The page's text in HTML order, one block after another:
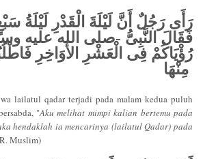
رَأَى رَجُلٌ أَنَّ لَيْلَةَ الْقَدْرِ لَيْلَةُ
فَقَالَ النَّبِىُّ -صلى الله عليه
رُؤْيَاكُمْ فِى الْعَشْرِ الأَوَاخِرِ
lailatul qadar terjadi pada malam kedua puluh
"Aku melihat mimpi kalian bertemu pada
hendaklah ia mencarinya (lailatul Qadar) pada
Muslim)